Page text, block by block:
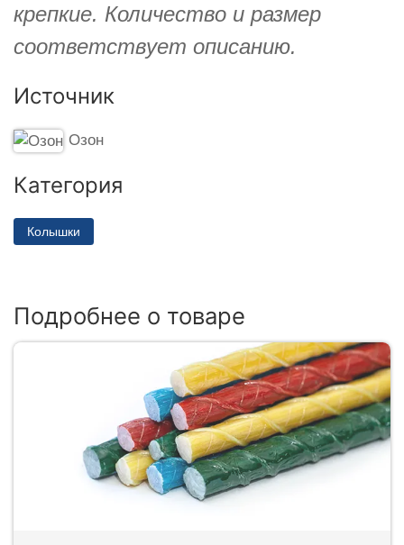
крепкие. Количество и размер
соответствует описанию.
Источник
Озон
Категория
Колышки
Подробнее о товаре